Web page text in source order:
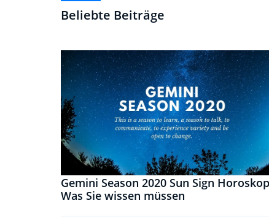
Beliebte Beiträge
Gemini Season 2020 Sun Sign
Was Sie wissen müssen